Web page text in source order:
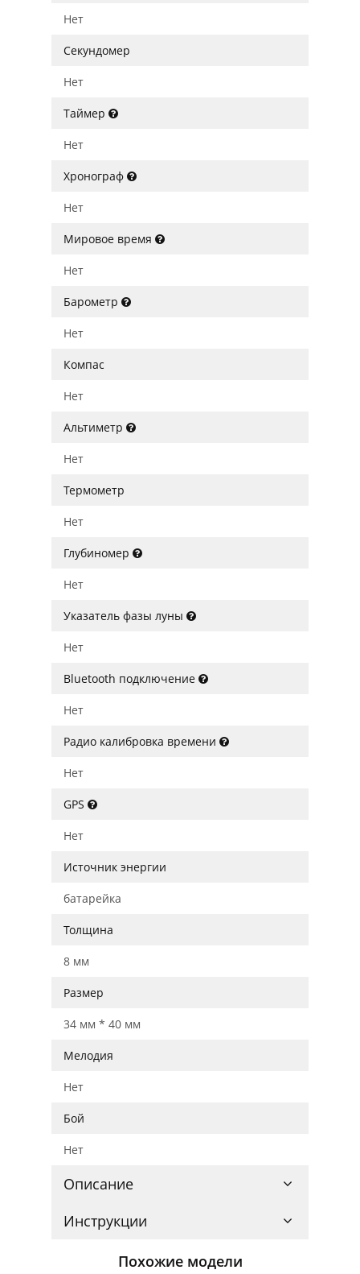
Нет
Секундомер
Нет
Таймер
Нет
Хронограф
Нет
Мировое время
Нет
Барометр
Нет
Компас
Нет
Альтиметр
Нет
Термометр
Нет
Глубиномер
Нет
Указатель фазы луны
Нет
Bluetooth подключение
Нет
Радио калибровка времени
Нет
GPS
Нет
Источник энергии
батарейка
Толщина
8 мм
Размер
34 мм * 40 мм
Мелодия
Нет
Бой
Нет
Описание
Инструкции
Похожие модели